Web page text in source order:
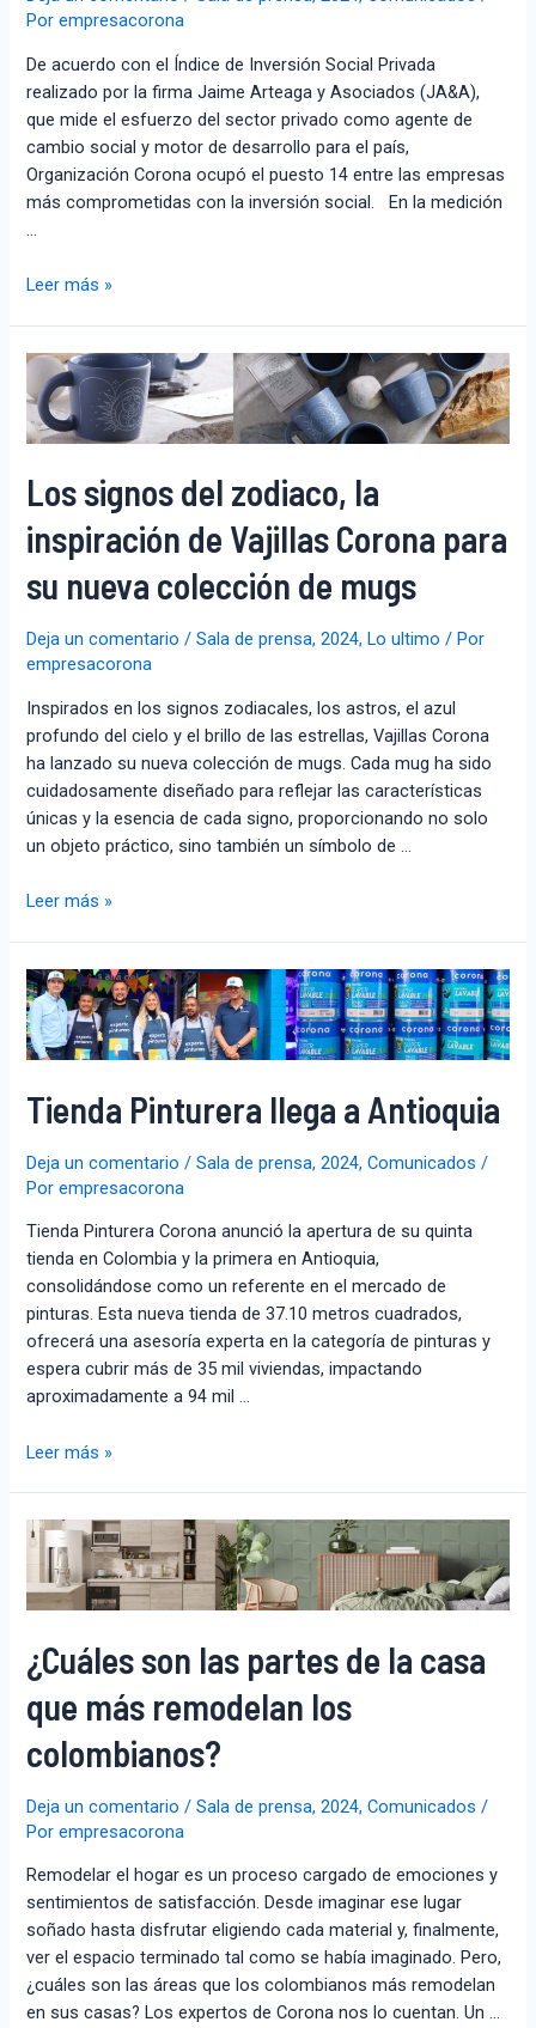
Porempresacorona
De acuerdo con el Índice de Inversión Social Privada
realizado por la firma Jaime Arteaga y Asociados (JA&A),
que mide el esfuerzo del sector privado como agente de
cambio social y motor de desarrollo para el país,
Organización Corona ocupó el puesto 14 entre las empresas
más comprometidas con la inversión social. En la medición
…
Leer más »
Los signos del zodiaco, la
inspiración de Vajillas Corona para
su nueva colección de mugs
Deja un comentario /Sala de prensa,2024, Lo ultimo / Por
empresacorona
Inspirados en los signos zodiacales, los astros, el azul
profundo del cielo y el brillo de las estrellas, Vajillas Corona
ha lanzado su nueva colección de mugs. Cada mug ha sido
cuidadosamente diseñado para reflejar las características
únicas y la esencia de cada signo, proporcionando no solo
un objeto práctico, sino también un símbolo de …
Leer más »
Tienda Pinturera llega a Antioquia
Deja un comentario /Sala de prensa,2024,Comunicados /
Porempresacorona
Tienda Pinturera Corona anunció la apertura de su quinta
tienda en Colombia y la primera en Antioquia,
consolidándose como un referente en el mercado de
pinturas. Esta nueva tienda de 37.10 metros cuadrados,
ofrecerá una asesoría experta en la categoría de pinturas y
espera cubrir más de 35 mil viviendas, impactando
aproximadamente a 94 mil …
Leer más »
¿Cuáles son las partes de la casa
que más remodelan los
colombianos?
Deja un comentario /Sala de prensa,2024,Comunicados /
Porempresacorona
Remodelar el hogar es un proceso cargado de emociones y
sentimientos de satisfacción. Desde imaginar ese lugar
soñado hasta disfrutar eligiendo cada material y, finalmente,
ver el espacio terminado tal como se había imaginado. Pero,
¿cuáles son las áreas que los colombianos más remodelan
en sus casas? Los expertos de Corona nos lo cuentan. Un …